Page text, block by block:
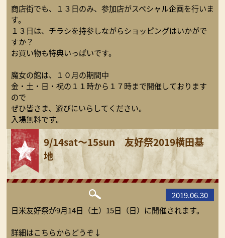
商店街でも、１３日のみ、参加店がスペシャル企画を行いま
す。
１３日は、チラシを持参しながらショッピングはいかがで
すか？
お買い物も特典いっぱいです。
魔女の館は、１０月の期間中
金・土・日・祝の１１時から１７時まで開催しております
ので
ぜひ皆さま、遊びにいらしてください。
入場無料です。
9/14sat～15sun 友好祭2019横田基
地
2019.06.30
日米友好祭が9月14日（土）15日（日）に開催されます。
詳細はこちらからどうぞ↓